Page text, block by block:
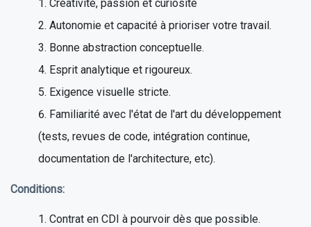
Créativité, passion et curiosité
Autonomie et capacité à prioriser votre travail.
Bonne abstraction conceptuelle.
Esprit analytique et rigoureux.
Exigence visuelle stricte.
Familiarité avec l'état de l'art du développement
(tests, revues de code, intégration continue,
documentation de l'architecture, etc).
Conditions:
Contrat en CDI à pourvoir dès que possible.